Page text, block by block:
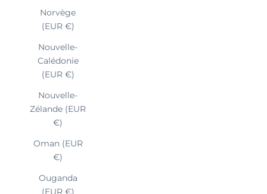
Norvège
(EUR €)
Nouvelle-
Calédonie
(EUR €)
Nouvelle-
Zélande (EUR
€)
Oman (EUR
€)
Ouganda
(EUR €)